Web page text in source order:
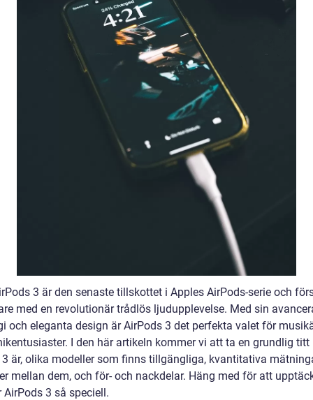
3 är den senaste tillskottet i Apples AirPods-serie och
med en revolutionär trådlös ljudupplevelse. Med sin
och eleganta design är AirPods 3 det perfekta valet för
I den här artikeln kommer vi att ta en grundlig titt
3 är, olika modeller som finns tillgängliga, kvantitativa
mellan dem, och för- och nackdelar. Häng med för att
AirPods 3 så speciell.